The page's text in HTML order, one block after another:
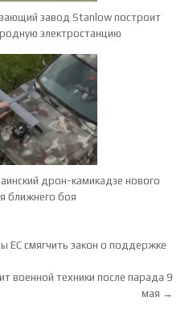
завод Stanlow построит
электростанцию
дрон-камикадзе нового
ближнего боя
ЕС смягчить закон о поддержке
военной техники после парада 9
мая →